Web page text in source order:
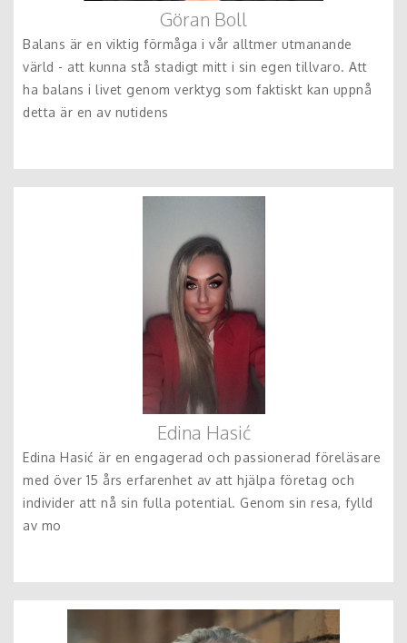
Göran Boll
Balans är en viktig förmåga i vår alltmer utmanande
värld - att kunna stå stadigt mitt i sin egen tillvaro. Att
ha balans i livet genom verktyg som faktiskt kan uppnå
detta är en av nutidens
Edina Hasić
Edina Hasić är en engagerad och passionerad föreläsare
med över 15 års erfarenhet av att hjälpa företag och
individer att nå sin fulla potential. Genom sin resa, fylld
av mo